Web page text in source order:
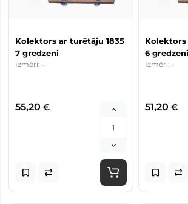
Kolektors ar turētāju 1835
7 gredzeni
Izmēri: -
55,20 €
Kolektors
6 gredzeni
Izmēri: -
51,20 €